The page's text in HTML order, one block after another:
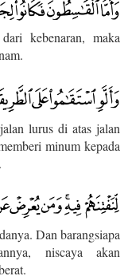
kebenaran, maka
lurus di atas jalan
minum kepada
Dan barangsiapa
niscaya akan